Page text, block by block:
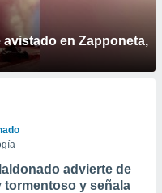
en Zapponeta,
advierte de
tormentoso y señala